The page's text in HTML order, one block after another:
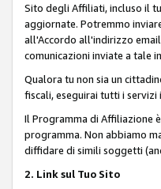
Sito degli Affiliati, incluso il
aggiornate. Potremmo
all'Accordo all'indirizzo
comunicazioni inviate a tale
Qualora tu non sia un
fiscali, eseguirai tutti i
Il Programma di Affiliazione
programma. Non abbiamo
diffidare di simili soggetti
2. Link sul Tuo Sito